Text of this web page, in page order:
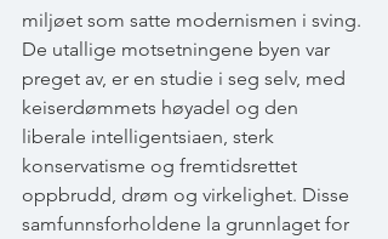
miljøet som satte modernismen i sving.
De utallige motsetningene byen var
preget av, er en studie i seg selv, med
keiserdømmets høyadel og den
liberale intelligentsiaen, sterk
konservatisme og fremtidsrettet
oppbrudd, drøm og virkelighet. Disse
samfunnsforholdene la grunnlaget for